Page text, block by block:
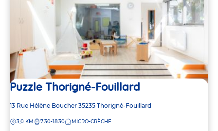
Puzzle Thorigné-Fouillard
Adresse
la
13 Rue Hélène Boucher 35235 Thorigné-Fouillard
DISTANCE
3,0 KM 7:30-18:30 MICRO-CRÈCHE